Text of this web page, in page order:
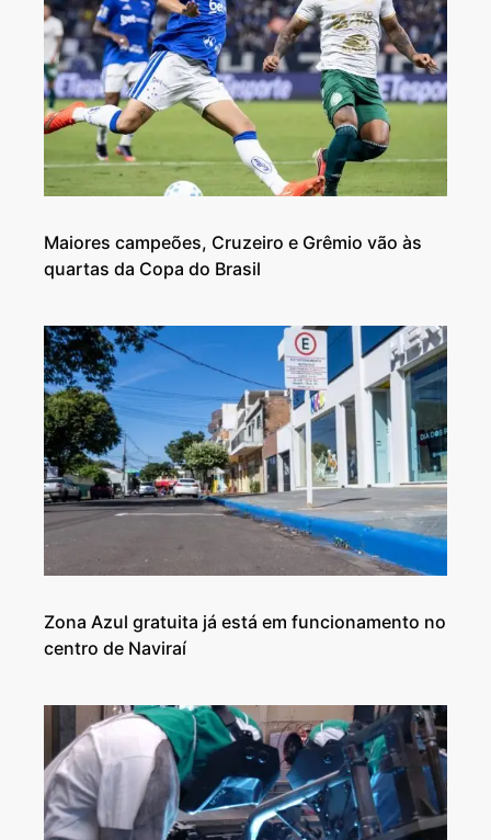
Maiores campeões, Cruzeiro e Grêmio vão às
quartas da Copa do Brasil
Zona Azul gratuita já está em funcionamento no
centro de Naviraí